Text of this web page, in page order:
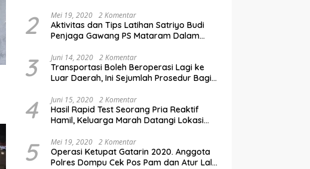
2 Mei 19, 2020 2 Komentar
Aktivitas dan Tips Latihan Satriyo Budi
Penjaga Gawang PS Mataram Dalam
3 Juni 14, 2020 2 Komentar
Transportasi Boleh Beroperasi Lagi ke
Luar Daerah, Ini Sejumlah Prosedur Bagi
4 Juni 15, 2020 2 Komentar
Hasil Rapid Test Seorang Pria Reaktif
Hamil, Keluarga Marah Datangi Lokasi
5 Mei 19, 2020 2 Komentar
Operasi Ketupat Gatarin 2020. Anggota
Polres Dompu Cek Pos Pam dan Atur Lalu